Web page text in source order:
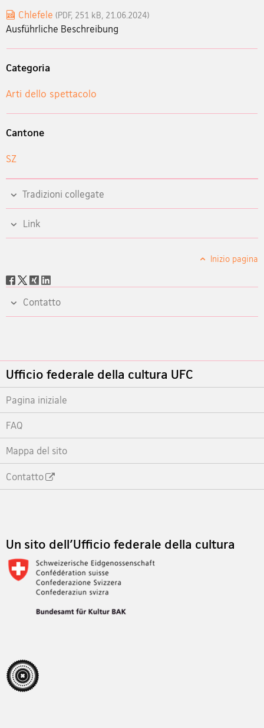
Chlefele (PDF, 251 kB, 21.06.2024)
Ausführliche Beschreibung
Categoria
Arti dello spettacolo
Cantone
SZ
Tradizioni collegate
Link
Inizio pagina
Social
Contatto
Footer
Ufficio federale della cultura UFC
Pagina iniziale
FAQ
Mappa del sito
Contatto
Un sito dell'Ufficio federale della cultura